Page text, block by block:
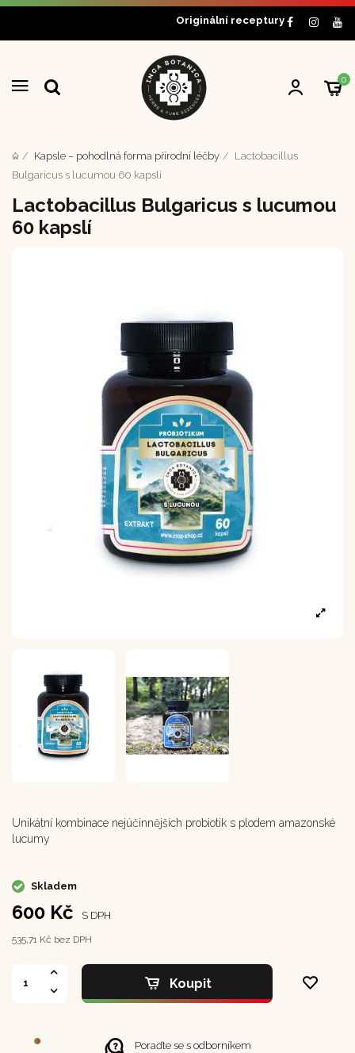
Originální receptury
0
Kapsle – pohodlná forma přírodní léčby
Lactobacillus
Bulgaricus s lucumou 60 kapslí
Lactobacillus Bulgaricus s lucumou
60 kapslí
Unikátní kombinace nejúčinnějších probiotik s plodem amazonské
lucumy
Skladem
600 Kč S DPH
535,71 Kč bez DPH
Koupit
Poraďte se s odborníkem